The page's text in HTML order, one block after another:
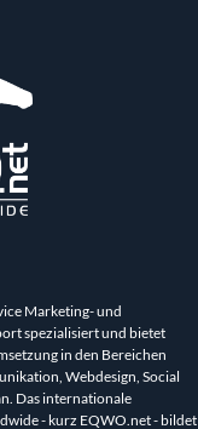
Marketing- und
spezialisiert und bietet
in den Bereichen
Webdesign, Social
Das internationale
- kurz EQWO.net - bildet